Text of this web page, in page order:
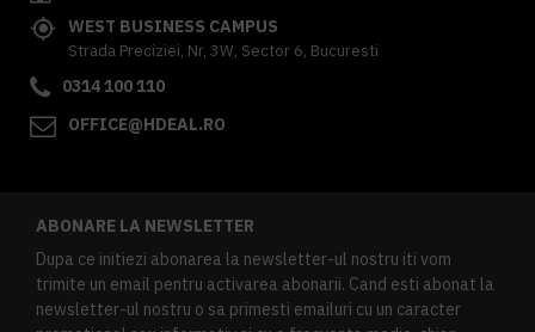
WEST BUSINESS CAMPUS
Strada Preciziei, Nr, 3W, Sector 6, Bucuresti
0314 100 110
OFFICE@HDEAL.RO
ABONARE LA NEWSLETTER
Dupa ce initiezi abonarea la newsletter-ul nostru iti vom
trimite un email pentru activarea abonarii. Cand esti abonat la
newsletter-ul nostru o sa primesti emailuri cu un caracter